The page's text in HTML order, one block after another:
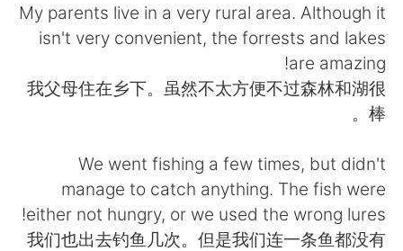
Indonesia Italiano
Türkçe Tiếng Việt
My parents live in a very rural area. Although it
isn't very convenient, the forrests and lakes
are amazing!
我父母住在乡下。虽然不太方便不过森林和湖很
棒。
We went fishing a few times, but didn't
manage to catch anything. The fish were
either not hungry, or we used the wrong lures!
我们也出去钓鱼几次。但是我们连一条鱼都没有